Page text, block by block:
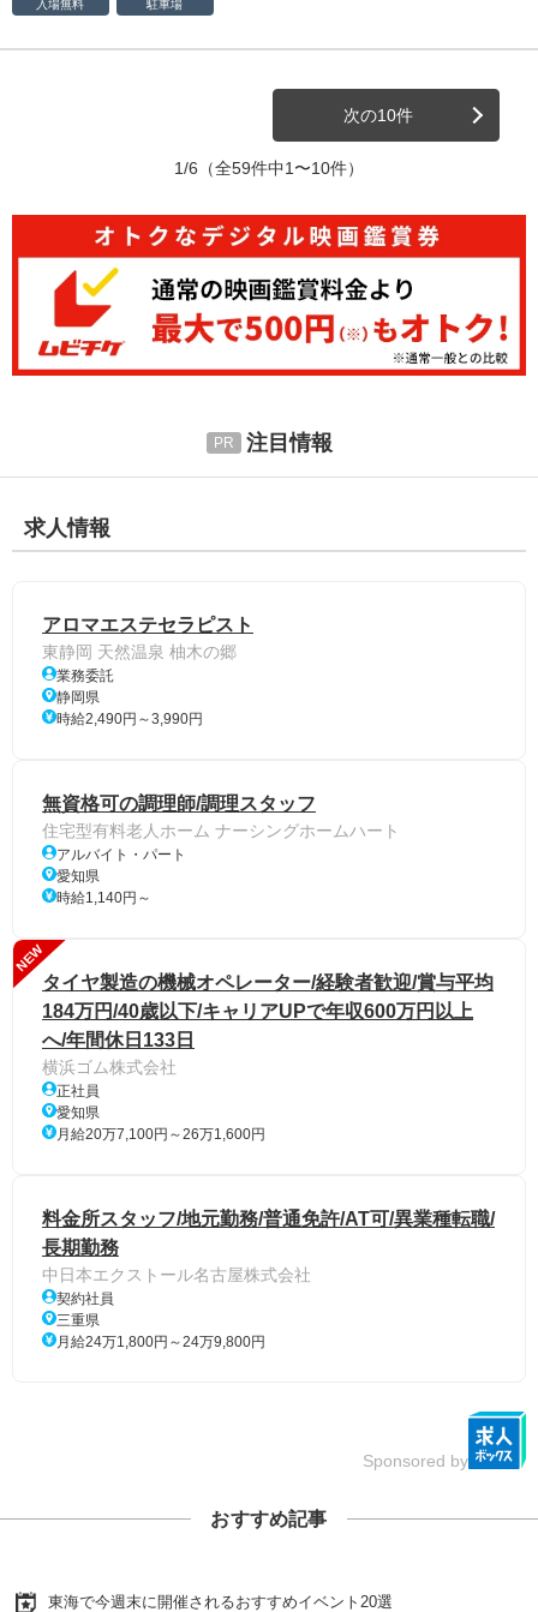
入場無料 駐車場
次の10件
1/6 （全59件中1〜10件）
注目情報
求人情報
アロマエステセラピスト
東静岡 天然温泉 柚木の郷
業務委託
静岡県
時給2,490円～3,990円
無資格可の調理師/調理スタッフ
住宅型有料老人ホーム ナーシングホームハート
アルバイト・パート
愛知県
時給1,140円～
NEW
タイヤ製造の機械オペレーター/経験者歓迎/賞与平均
184万円/40歳以下/キャリアUPで年収600万円以上
へ/年間休日133日
横浜ゴム株式会社
正社員
愛知県
月給20万7,100円～26万1,600円
料金所スタッフ/地元勤務/普通免許/AT可/異業種転職/
長期勤務
中日本エクストール名古屋株式会社
契約社員
三重県
月給24万1,800円～24万9,800円
Sponsored by
おすすめ記事
東海で今週末に開催されるおすすめイベント20選